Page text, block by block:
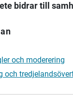
bidrar till
och moderering
och